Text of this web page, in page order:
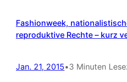
Fashionweek,
reproduktive Rechte – kurz
Jan. 21, 2015•3 Minuten